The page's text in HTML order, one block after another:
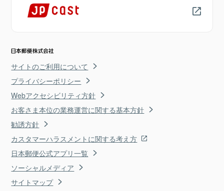
サイトのご利用について
プライバシーポリシー
Webアクセシビリティ方針
お客さま本位の業務運営に関する基本方針
勧誘方針
カスタマーハラスメントに関する考え方
日本郵便公式アプリ一覧
ソーシャルメディア
サイトマップ